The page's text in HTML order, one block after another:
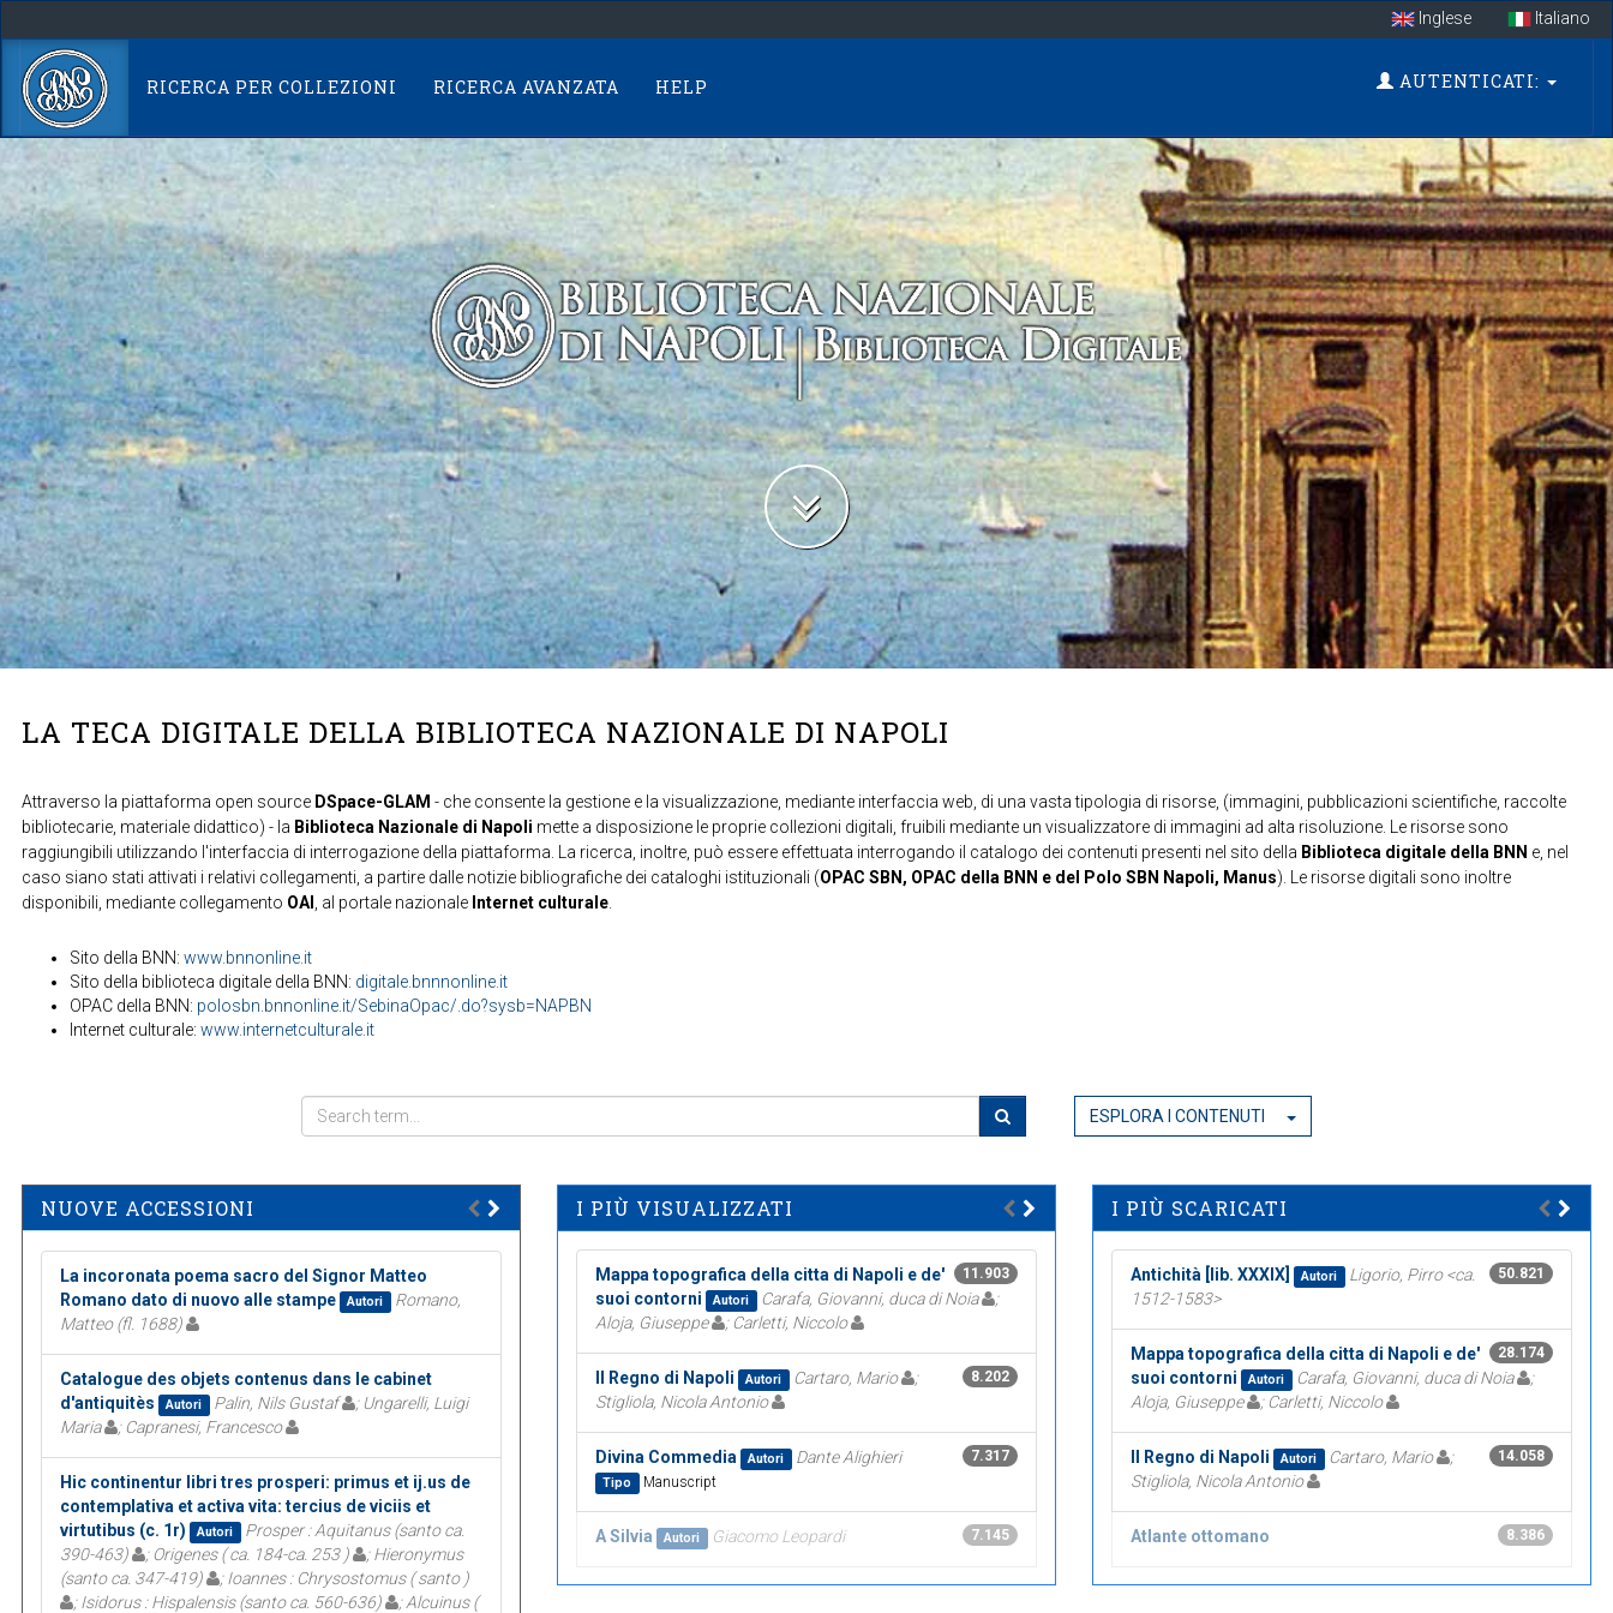
navigation
Inglese Italiano
RICERCA PER COLLEZIONI RICERCA AVANZATA HELP AUTENTICATI:
LA TECA DIGITALE DELLA BIBLIOTECA NAZIONALE DI NAPOLI
Attraverso la piattaforma open source DSpace-GLAM - che consente la gestione e la visualizzazione, mediante interfaccia web, di una vasta tipologia di risorse, (immagini, pubblicazioni scientifiche, raccolte
bibliotecarie, materiale didattico) - la Biblioteca Nazionale di Napoli mette a disposizione le proprie collezioni digitali, fruibili mediante un visualizzatore di immagini ad alta risoluzione. Le risorse sono
raggiungibili utilizzando l'interfaccia di interrogazione della piattaforma. La ricerca, inoltre, può essere effettuata interrogando il catalogo dei contenuti presenti nel sito della Biblioteca digitale della BNN e, nel
caso siano stati attivati i relativi collegamenti, a partire dalle notizie bibliografiche dei cataloghi istituzionali (OPAC SBN, OPAC della BNN e del Polo SBN Napoli, Manus). Le risorse digitali sono inoltre
disponibili, mediante collegamento OAI , al portale nazionale Internet culturale.
Sito della BNN: www.bnnonline.it
Sito della biblioteca digitale della BNN: digitale.bnnnonline.it
OPAC della BNN: polosbn.bnnonline.it/SebinaOpac/.do?sysb=NAPBN
Internet culturale: www.internetculturale.it
ESPLORA I CONTENUTI
NUOVE ACCESSIONI
La incoronata poema sacro del Signor Matteo
Romano dato di nuovo alle stampe
Autori
Romano,
Matteo (fl. 1688)
Catalogue des objets contenus dans le cabinet
d'antiquitès
Autori Palin, Nils Gustaf
; Ungarelli, Luigi
Maria
; Capranesi, Francesco
Hic continentur libri tres prosperi: primus et ij.us de
contemplativa et activa vita: tercius de viciis et
virtutibus (c. 1r)
Autori
Prosper : Aquitanus (santo ca.
390-463)
; Origenes ( ca. 184-ca. 253 )
; Hieronymus
(santo ca. 347-419)
; Ioannes : Chrysostomus ( santo )
; Isidorus : Hispalensis (santo ca. 560-636)
; Alcuinus (
I PIÙ VISUALIZZATI
11.903
Mappa topografica della citta di Napoli e de'
suoi contorni
Autori Carafa, Giovanni, duca di Noia
;
Aloja, Giuseppe
; Carletti, Niccolo
8.202
Il Regno di Napoli Autori Cartaro, Mario
;
Stigliola, Nicola Antonio
7.317
Divina Commedia Autori Dante Alighieri
Tipo Manuscript
7.145
A Silvia Autori Giacomo Leopardi
I PIÙ SCARICATI
50.821
Antichità [lib. XXXIX] Autori
Ligorio, Pirro <ca.
1512-1583>
28.174
Mappa topografica della citta di Napoli e de'
suoi contorni
Autori Carafa, Giovanni, duca di Noia
;
Aloja, Giuseppe
; Carletti, Niccolo
14.058
Il Regno di Napoli Autori Cartaro, Mario
;
Stigliola, Nicola Antonio
8.386
Atlante ottomano